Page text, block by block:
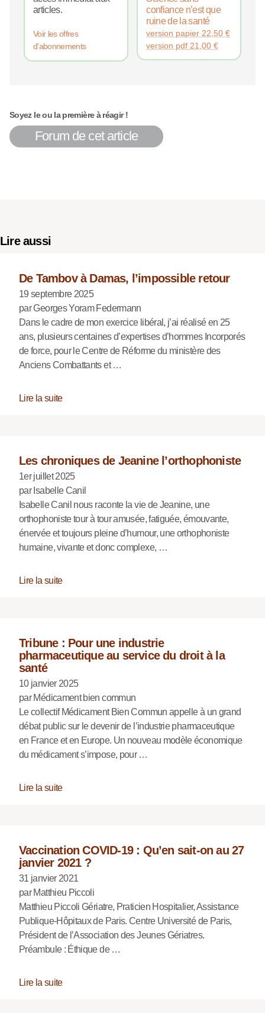
articles.
Voir les offres
d'abonnements
confiance n’est que
ruine de la santé
version papier 22,50€
version pdf 21,00€
Soyez le ou la première à réagir !
Forum de cet article
Lire aussi
De Tambov à Damas, l’impossible retour
19 septembre 2025
par Georges Yoram Federmann
Dans le cadre de mon exercice libéral, j’ai réalisé en 25
ans, plusieurs centaines d’expertises d’hommes Incorporés
de force, pour le Centre de Réforme du ministère des
Anciens Combattants et …
Lire la suite
Les chroniques de Jeanine l’orthophoniste
1er juillet 2025
par Isabelle Canil
Isabelle Canil nous raconte la vie de Jeanine, une
orthophoniste tour à tour amusée, fatiguée, émouvante,
énervée et toujours pleine d’humour, une orthophoniste
humaine, vivante et donc complexe, …
Lire la suite
Tribune : Pour une industrie
pharmaceutique au service du droit à la
santé
10 janvier 2025
par Médicament bien commun
Le collectif Médicament Bien Commun appelle à un grand
débat public sur le devenir de l’industrie pharmaceutique
en France et en Europe. Un nouveau modèle économique
du médicament s’impose, pour …
Lire la suite
Vaccination COVID-19 : Qu’en sait-on au 27
janvier 2021 ?
31 janvier 2021
par Matthieu Piccoli
Matthieu Piccoli Gériatre, Praticien Hospitalier, Assistance
Publique-Hôpitaux de Paris. Centre Université de Paris,
Président de l’Association des Jeunes Gériatres.
Préambule : Éthique de …
Lire la suite